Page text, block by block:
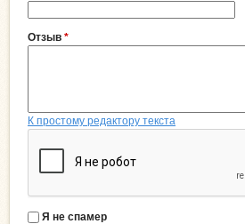
Отзыв *
К простому редактору текста
Я не спамер